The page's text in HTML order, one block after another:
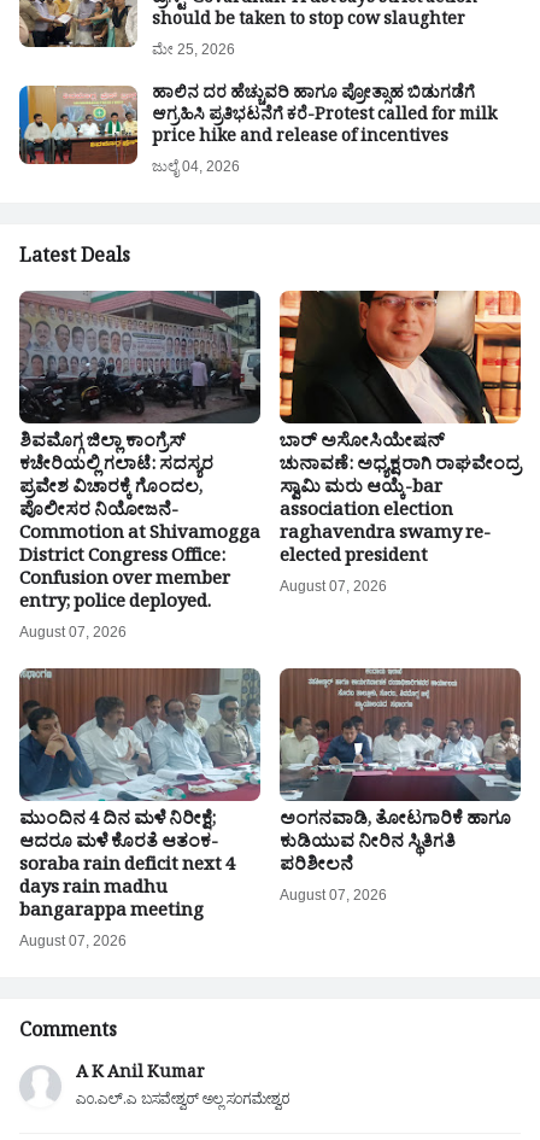
should be taken to stop cow slaughter
ಮೇ 25, 2026
ಹಾಲಿನ ದರ ಹೆಚ್ಚುವರಿ ಹಾಗೂ ಪ್ರೋತ್ಸಾಹ ಬಿಡುಗಡೆಗೆ
ಆಗ್ರಹಿಸಿ ಪ್ರತಿಭಟನೆಗೆ ಕರೆ-Protest called for milk
price hike and release of incentives
ಜುಲೈ 04, 2026
Latest Deals
ಶಿವಮೊಗ್ಗ ಜಿಲ್ಲಾ ಕಾಂಗ್ರೆಸ್
ಕಚೇರಿಯಲ್ಲಿ ಗಲಾಟೆ: ಸದಸ್ಯರ
ಪ್ರವೇಶ ವಿಚಾರಕ್ಕೆ ಗೊಂದಲ,
ಪೊಲೀಸರ ನಿಯೋಜನೆ-
Commotion at Shivamogga
District Congress Office:
Confusion over member
entry; police deployed.
August 07, 2026
ಬಾರ್ ಅಸೋಸಿಯೇಷನ್
ಚುನಾವಣೆ: ಅಧ್ಯಕ್ಷರಾಗಿ ರಾಘವೇಂದ್ರ
ಸ್ವಾಮಿ ಮರು ಆಯ್ಕೆ-bar
association election
raghavendra swamy re-
elected president
August 07, 2026
ಮುಂದಿನ 4 ದಿನ ಮಳೆ ನಿರೀಕ್ಷೆ;
ಆದರೂ ಮಳೆ ಕೊರತೆ ಆತಂಕ-
soraba rain deficit next 4
days rain madhu
bangarappa meeting
August 07, 2026
ಅಂಗನವಾಡಿ, ತೋಟಗಾರಿಕೆ ಹಾಗೂ
ಕುಡಿಯುವ ನೀರಿನ ಸ್ಥಿತಿಗತಿ
ಪರಿಶೀಲನೆ
August 07, 2026
Comments
A K Anil Kumar
ಎಂ.ಎಲ್.ಎ ಬಸವೇಶ್ವರ್ ಅಲ್ಲ ಸಂಗಮೇಶ್ವರ